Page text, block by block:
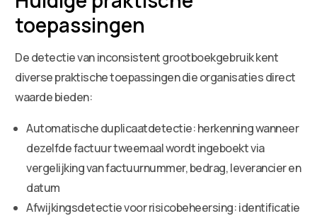
toepassingen
De detectie van inconsistent grootboekgebruik kent
diverse praktische toepassingen die organisaties direct
waarde bieden:
Automatische duplicaatdetectie: herkenning wanneer
dezelfde factuur tweemaal wordt ingeboekt via
vergelijking van factuurnummer, bedrag, leverancier en
datum
Afwijkingsdetectie voor risicobeheersing: identificatie